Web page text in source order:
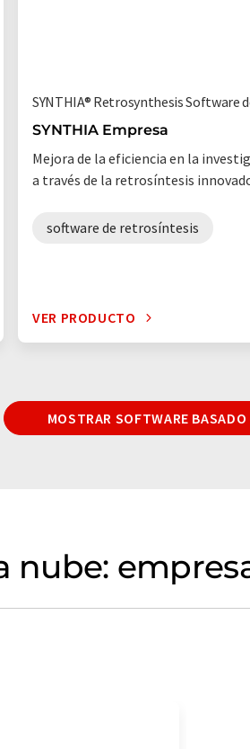
SYNTHIA® Retrosynthesis Software
SYNTHIA Empresa
Mejora de la eficiencia en la
a través de la retrosíntesis
software de retrosíntesis
VER PRODUCTO
MOSTRAR SOFTWARE
nube: